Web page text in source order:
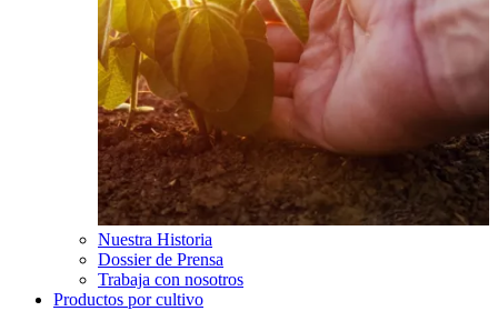
Nuestra Historia
Dossier de Prensa
Trabaja con nosotros
Productos por cultivo